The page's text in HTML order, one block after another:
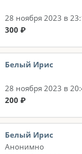
28 ноября 2023 в
300 ₽
Белый Ирис
28 ноября 2023 в
200 ₽
Белый Ирис
Анонимно